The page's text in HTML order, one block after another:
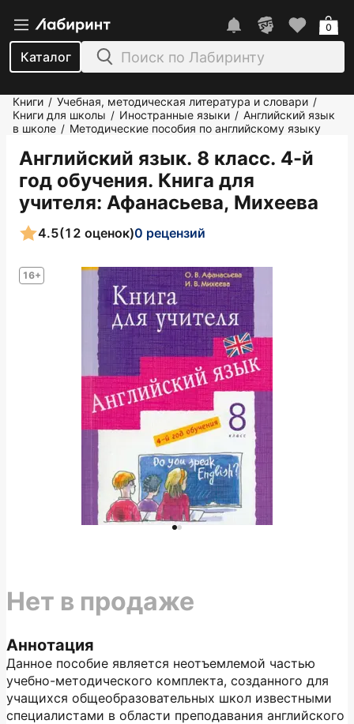
Каталог
0
Книги / Учебная, методическая литература и словари /
Книги для школы / Иностранные языки / Английский язык
в школе / Методические пособия по английскому языку
Английский язык. 8 класс. 4-й
год обучения. Книга для
учителя: Афанасьева, Михеева
16+
4.5(12 оценок)0 рецензий
Аннотация
Данное пособие является неотъемлемой частью
учебно-методического комплекта, созданного для
учащихся общеобразовательных школ известными
специалистами в области преподавания английского
Нет в продаже